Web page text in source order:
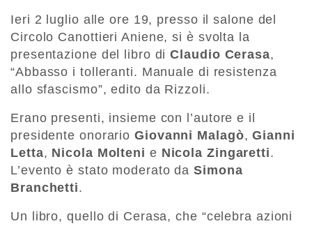
Ieri 2 luglio alle ore 19, presso il salone del
Circolo Canottieri Aniene, si è svolta la
presentazione del libro diClaudio Cerasa,
“Abbasso i tolleranti. Manuale di resistenza
allo sfascismo”, edito da Rizzoli.
Erano presenti, insieme con l’autore e il
presidente onorario Giovanni Malagò,Gianni
Letta, Nicola Molteni e Nicola Zingaretti.
L’evento è stato moderato da Simona
Branchetti.
Un libro, quello di Cerasa, che “celebra azioni